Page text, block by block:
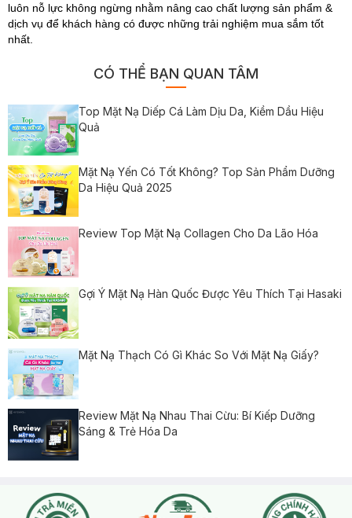
luôn nỗ lực không ngừng nhằm nâng cao chất lượng sản phẩm &
dịch vụ để khách hàng có được những trải nghiệm mua sắm tốt
nhất.
CÓ THỂ BẠN QUAN TÂM
Top Mặt Nạ Diếp Cá Làm Dịu Da, Kiềm Dầu Hiệu
Quả
Mặt Nạ Yến Có Tốt Không? Top Sản Phẩm Dưỡng
Da Hiệu Quả 2025
Review Top Mặt Nạ Collagen Cho Da Lão Hóa
Gợi Ý Mặt Nạ Hàn Quốc Được Yêu Thích Tại Hasaki
Mặt Nạ Thạch Có Gì Khác So Với Mặt Nạ Giấy?
Review Mặt Nạ Nhau Thai Cừu: Bí Kiếp Dưỡng
Sáng & Trẻ Hóa Da